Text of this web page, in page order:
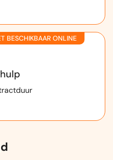
BESCHIKBAAR ONLINE